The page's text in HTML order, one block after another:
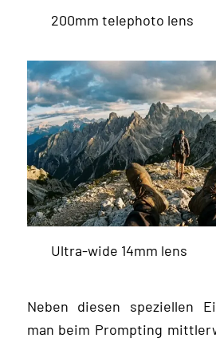
200mm telephoto lens
Ultra-wide 14mm lens
Neben diesen speziellen
man beim Prompting